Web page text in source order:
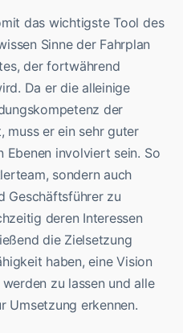
das wichtigste Tool des
Sinne der Fahrplan
der fortwährend
Da er die alleinige
der
muss er ein sehr guter
Ebenen involviert sein. So
sondern auch
Geschäftsführer zu
deren Interessen
die Zielsetzung
haben, eine Vision
zu lassen und alle
Umsetzung erkennen.